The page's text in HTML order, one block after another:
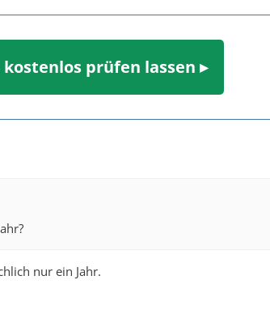
kostenlos prüfen lassen ▸
nur ein Jahr.